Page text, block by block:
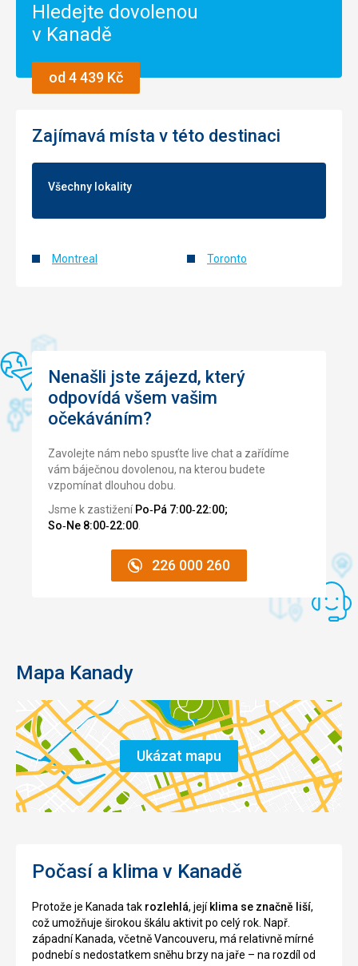
Hledejte dovolenou
v Kanadě
od 4 439 Kč
Zajímavá místa v této destinaci
Všechny lokality
Montreal Toronto
Nenašli jste zájezd, který
odpovídá všem vašim
očekáváním?
Zavolejte nám nebo spusťte live chat a zařídíme
vám báječnou dovolenou, na kterou budete
vzpomínat dlouhou dobu.
Jsme k zastižení Po‑Pá 7:00‑22:00;
So‑Ne 8:00‑22:00
226 000 260
Mapa Kanady
Ukázat mapu
Počasí a klima v Kanadě
Protože je Kanada tak rozlehlá, jejíklima se značně liší,
což umožňuje širokou škálu aktivit po celý rok. Např.
západní Kanada, včetně Vancouveru, má relativně mírné
podnebí s nedostatkem sněhu brzy na jaře – na rozdíl od